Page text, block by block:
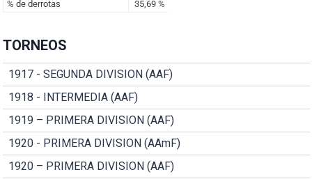
TORNEOS
1917 - SEGUNDA DIVISION (AAF)
1918 - INTERMEDIA (AAF)
1919 – PRIMERA DIVISION (AAF)
1920 - PRIMERA DIVISION (AAmF)
1920 – PRIMERA DIVISION (AAF)